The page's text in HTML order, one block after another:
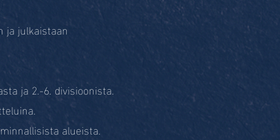
ja julkaistaan
ja 2.-6. divisioonista.
alueista.